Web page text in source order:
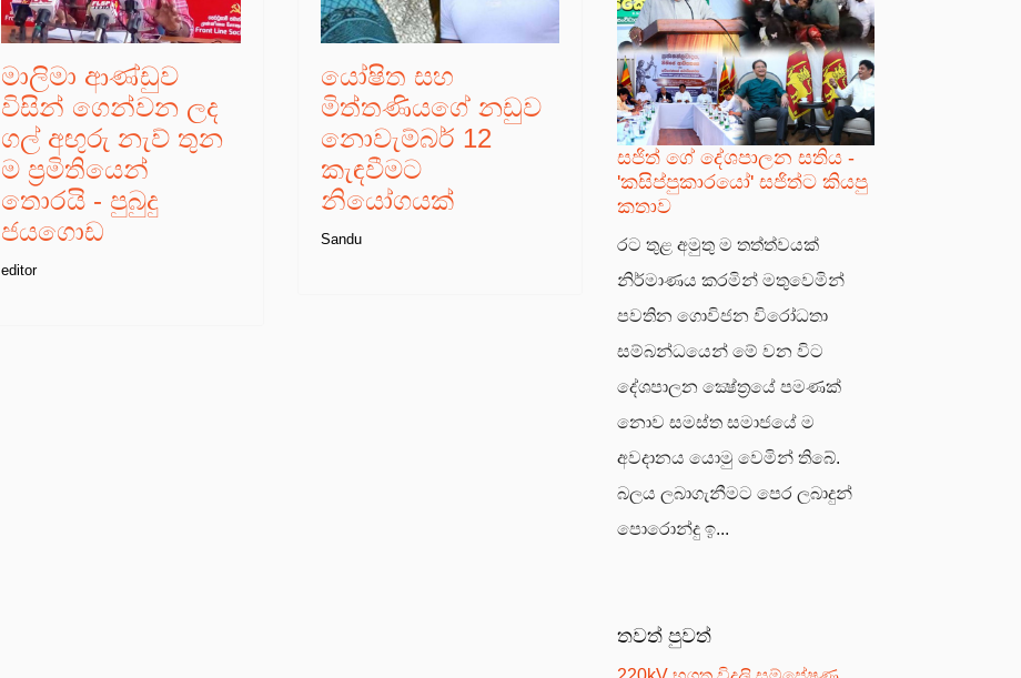
මාලිමා ආණ්ඩුව
විසින් ගෙන්වන ලද
ගල් අඟුරු නැව් තුන
ම ප්‍රමිතියෙන්
තොරයි - පුබුදු
ජයගොඩ
editor
යෝෂිත සහ
මිත්තණියගේ නඩුව
නොවැම්බර් 12
කැඳවීමට
නියෝගයක්
Sandu
සජිත් ගේ දේශපාලන සතිය -
'කසිප්පුකාරයෝ' සජිත්ට කියපු
කතාව
රට තුළ අමුතු ම තත්ත්වයක්
නිර්මාණය කරමින් මතුවෙමින්
පවතින ගොවිජන විරෝධතා
සම්බන්ධයෙන් මේ වන විට
දේශපාලන ක්‍ෂේත්‍රයේ පමණක්
නොව සමස්ත සමාජයේ ම
අවදානය යොමු වෙමින් තිබේ.
බලය ලබාගැනීමට පෙර ලබාදුන්
පොරොන්දු ඉ...
තවත් පුවත්